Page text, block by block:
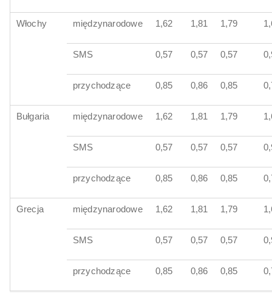
Włochy międzynarodowe 1,62 1,81 1,79
SMS 0,57 0,57 0,57
przychodzące 0,85 0,86 0,85
Bułgaria międzynarodowe 1,62 1,81 1,79
SMS 0,57 0,57 0,57
przychodzące 0,85 0,86 0,85
Grecja międzynarodowe 1,62 1,81 1,79
SMS 0,57 0,57 0,57
przychodzące 0,85 0,86 0,85